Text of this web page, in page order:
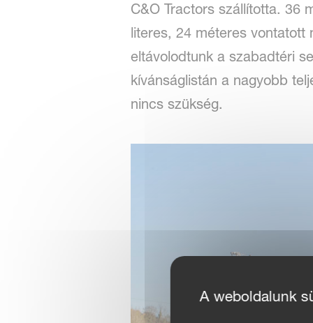
C&O Tractors szállította. 36
literes, 24 méteres vontatott
eltávolodtunk a szabadtéri
kívánságlistán a nagyobb
nincs szükség.
A weboldalunk